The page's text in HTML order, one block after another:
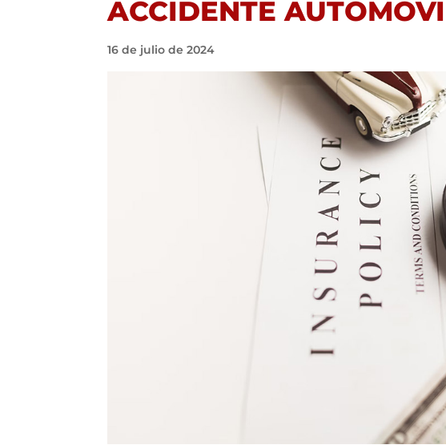
ACCIDENTE
16 de julio de 2024